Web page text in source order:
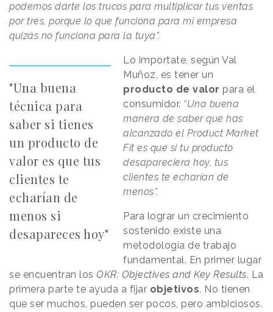
podemos darte los trucos para multiplicar tus ventas
por tres, porque lo que funciona para mi empresa
quizás no funciona para la tuya”.
"Una buena
técnica para
saber si tienes
un producto de
valor es que tus
clientes te
echarían de
menos si
desapareces hoy"
Lo importate, según Val
Muñoz, es tener un
producto de valor para el
consumidor. “Una buena
manera de saber que has
alcanzado el Product Market
Fit es que si tu producto
desapareciera hoy, tus
clientes te echarían de
menos”.
Para lograr un crecimiento
sostenido existe una
metodología de trabajo
fundamental. En primer lugar
se encuentran los OKR: Objectives and Key Results. La
primera parte te ayuda a fijar objetivos. No tienen
que ser muchos, pueden ser pocos, pero ambiciosos.